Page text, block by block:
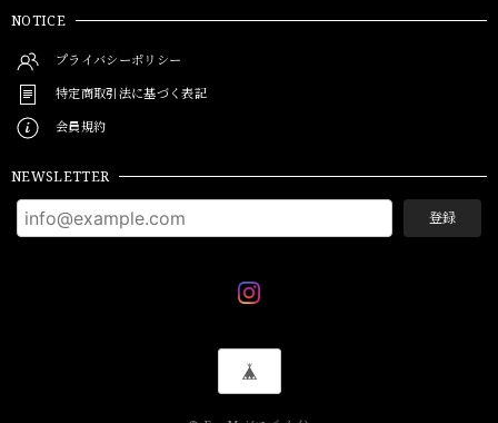
NOTICE
プライバシーポリシー
特定商取引法に基づく表記
会員規約
NEWSLETTER
登録